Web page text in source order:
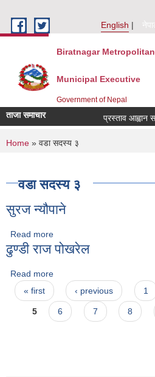
English
Biratnagar
Municipal Executive
Government of Nepal
ताजा समाचार प्रस्ताव आह्वान
You are here
Home » वडा सदस्य ३
वडा सदस्य ३
सुरज न्यौपाने
Read more
ढुण्डी राज पोखरेल
Read more
Pages
« first ‹ previous 1
5 6 7 8